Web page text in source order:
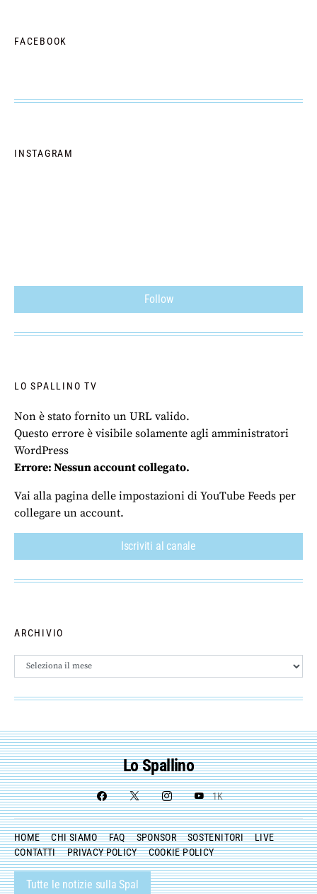
FACEBOOK
INSTAGRAM
Follow
LO SPALLINO TV
Non è stato fornito un URL valido.
Questo errore è visibile solamente agli amministratori
WordPress
Errore: Nessun account collegato.
Vai alla pagina delle impostazioni di YouTube Feeds per
collegare un account.
Iscriviti al canale
ARCHIVIO
Archivio
Lo Spallino
1K
HOME CHI SIAMO FAQ SPONSOR SOSTENITORI
LIVE
CONTATTI
PRIVACY POLICY COOKIE POLICY
Tutte le notizie sulla Spal